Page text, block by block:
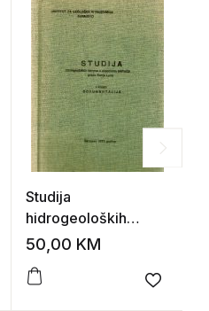
to wishlist
Studija
hidrogeoloških
odnosa u zapadnom
Luka
50,00 KM
Add to